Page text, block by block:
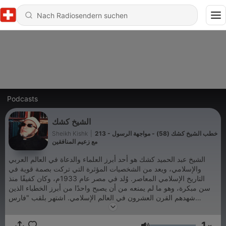
Podcasts
الشيخ كشك
Sheikh Kishk
213 - خطب الشيخ كشك (58) - مواجهة الرسول
مع زعيم المنافقين
الشيخ عبد الحميد كشك هو أحد أبرز العلماء والدعاة في العالم العربي
والإسلامي، ويعد من الشخصيات المؤثرة التي تركت بصمة قوية في
التاريخ الإسلامي المعاصر. وُلد في مصر عام 1933م، وكان كفيفًا منذ
سن مبكرة، وهو ما لم يمنعه من أن يصبح واحدًا من أبرز الخطباء الذين
شهدهم القرن العشرون في العالم الإسلامي. اشتهر بلقب "فارس
المنابر" نظرًا لأسلوبه القوي والعاطفي في الخطابة، وكان يُلقب أيضًا